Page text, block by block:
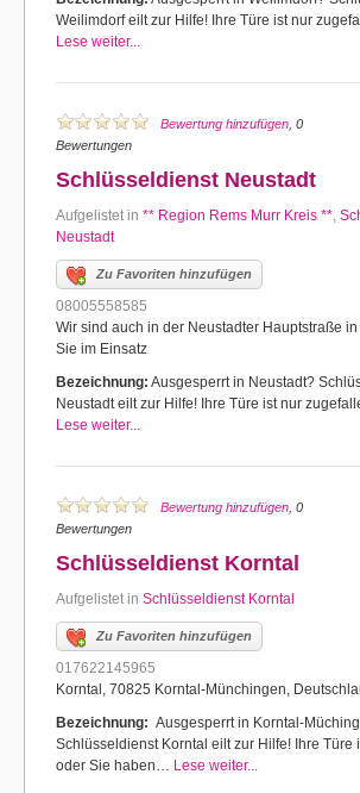
Weilimdorf eilt zur Hilfe! Ihre Türe ist nur
Lese weiter...
Bewertung hinzufügen , 0
Bewertungen
Schlüsseldienst Neustadt
Aufgelistet in ** Region Rems Murr Kreis **,
Neustadt
Zu Favoriten hinzufügen
08005558585
Wir sind auch in der Neustadter Hauptstraße
Sie im Einsatz
Bezeichnung: Ausgesperrt in Neustadt?
Neustadt eilt zur Hilfe! Ihre Türe ist nur
Lese weiter...
Bewertung hinzufügen , 0
Bewertungen
Schlüsseldienst Korntal
Aufgelistet in Schlüsseldienst Korntal
Zu Favoriten hinzufügen
017622145965
Korntal, 70825 Korntal-Münchingen,
Bezeichnung: Ausgesperrt in Korntal-
Schlüsseldienst Korntal eilt zur Hilfe! Ihre Türe
oder Sie haben… Lese weiter...